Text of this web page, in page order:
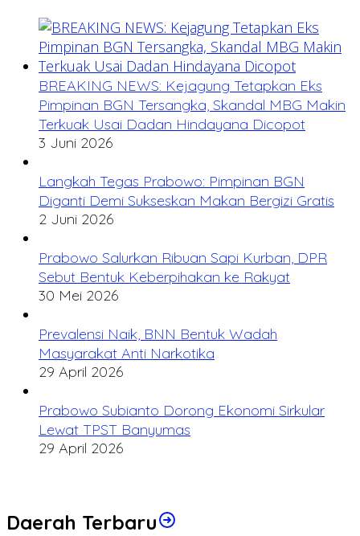
BREAKING NEWS: Kejagung Tetapkan Eks
Pimpinan BGN Tersangka, Skandal MBG Makin
Terkuak Usai Dadan Hindayana Dicopot
3 Juni 2026
Langkah Tegas Prabowo: Pimpinan BGN
Diganti Demi Sukseskan Makan Bergizi Gratis
2 Juni 2026
Prabowo Salurkan Ribuan Sapi Kurban, DPR
Sebut Bentuk Keberpihakan ke Rakyat
30 Mei 2026
Prevalensi Naik, BNN Bentuk Wadah
Masyarakat Anti Narkotika
29 April 2026
Prabowo Subianto Dorong Ekonomi Sirkular
Lewat TPST Banyumas
29 April 2026
Daerah Terbaru